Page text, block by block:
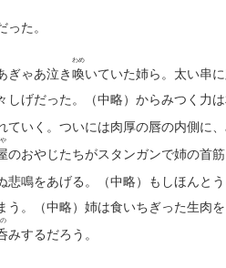
た。
ぎゃあ泣き喚
わめ
いていた姉ら。太い串
げだった。（中略）からみつく力
いく。ついには肉厚の唇の内側に
のおやじたちがスタンガンで姉の首
鳴をあげる。（中略）もしほんと
。（中略）姉は食いちぎった生肉
みするだろう。